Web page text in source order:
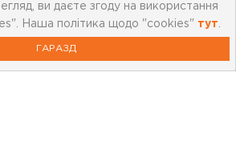
Картка лояльності
ви даєте згоду на використання
Наша політика щодо "cookies" тут
ГАРАЗД